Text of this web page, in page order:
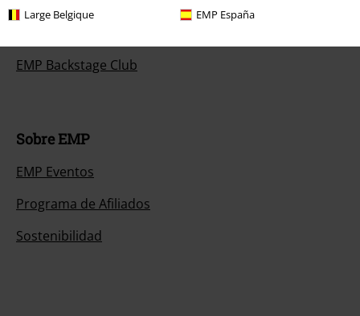
Large Belgique EMP España
EMP Backstage Club
Sobre EMP
EMP Eventos
Programa de Afiliados
Sostenibilidad